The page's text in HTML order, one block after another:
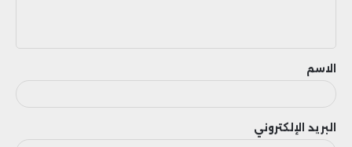
ق
الاسم
البريد الإلكتروني